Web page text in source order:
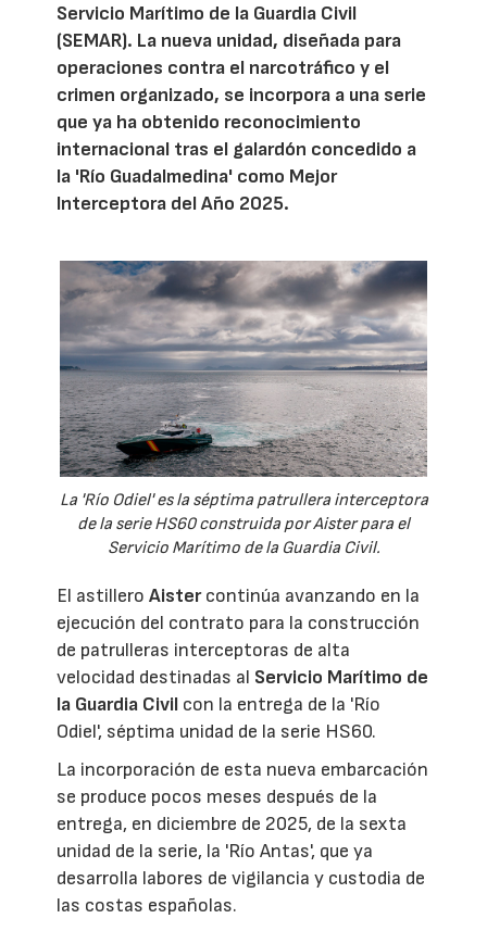
Servicio Marítimo de la Guardia Civil
(SEMAR). La nueva unidad, diseñada para
operaciones contra el narcotráfico y el
crimen organizado, se incorpora a una serie
que ya ha obtenido reconocimiento
internacional tras el galardón concedido a
la 'Río Guadalmedina' como Mejor
Interceptora del Año 2025.
La 'Río Odiel' es la séptima patrullera interceptora
de la serie HS60 construida por Aister para el
Servicio Marítimo de la Guardia Civil.
El astilleroAistercontinúa avanzando en la
ejecución del contrato para la construcción
de patrulleras interceptoras de alta
velocidad destinadas al Servicio Marítimo de
la Guardia Civil con la entrega de la 'Río
Odiel', séptima unidad de la serie HS60.
La incorporación de esta nueva embarcación
se produce pocos meses después de la
entrega, en diciembre de 2025, de la sexta
unidad de la serie, la 'Río Antas', que ya
desarrolla labores de vigilancia y custodia de
las costas españolas.